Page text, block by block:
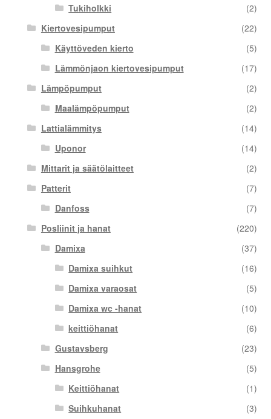
Tukiholkki
(2)
Kiertovesipumput
(22)
Käyttöveden kierto
(5)
Lämmönjaon kiertovesipumput
(17)
Lämpöpumput
(2)
Maalämpöpumput
(2)
Lattialämmitys
(14)
Uponor
(14)
Mittarit ja säätölaitteet
(2)
Patterit
(7)
Danfoss
(7)
Posliinit ja hanat
(220)
Damixa
(37)
Damixa suihkut
(16)
Damixa varaosat
(5)
Damixa wc -hanat
(10)
keittiöhanat
(6)
Gustavsberg
(23)
Hansgrohe
(5)
Keittiöhanat
(1)
Suihkuhanat
(3)